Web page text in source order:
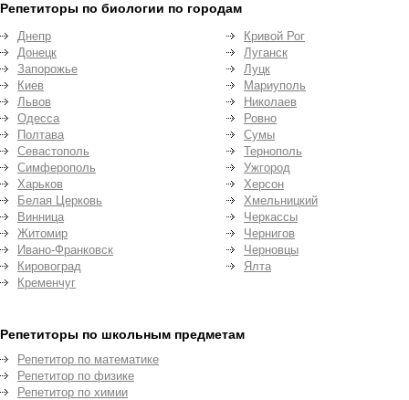
Репетиторы по биологии по городам
Днепр
Донецк
Запорожье
Киев
Львов
Одесса
Полтава
Севастополь
Симферополь
Харьков
Белая Церковь
Винница
Житомир
Ивано-Франковск
Кировоград
Кременчуг
Кривой Рог
Луганск
Луцк
Мариуполь
Николаев
Ровно
Сумы
Тернополь
Ужгород
Херсон
Хмельницкий
Черкассы
Чернигов
Черновцы
Ялта
Репетиторы по школьным предметам
Репетитор по математике
Репетитор по физике
Репетитор по химии